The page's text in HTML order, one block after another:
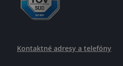
Kontaktné adresy a telefóny